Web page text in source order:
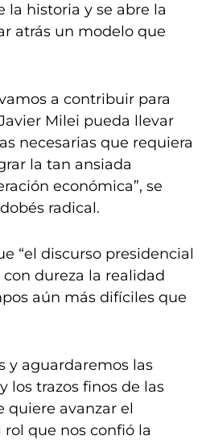
la historia y se abre la
atrás un modelo que
a contribuir para
Milei pueda llevar
necesarias que requiera
la tan ansiada
económica”, se
radical.
“el discurso presidencial
dureza la realidad
aún más difíciles que
y aguardaremos las
los trazos finos de las
quiere avanzar el
que nos confió la